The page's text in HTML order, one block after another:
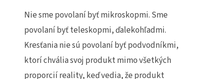
Nie sme povolaní byť mikroskopmi. Sme
povolaní byť teleskopmi, ďalekohľadmi.
Kresťania nie sú povolaní byť podvodníkmi,
ktorí chvália svoj produkt mimo všetkých
proporcií reality, keď vedia, že produkt